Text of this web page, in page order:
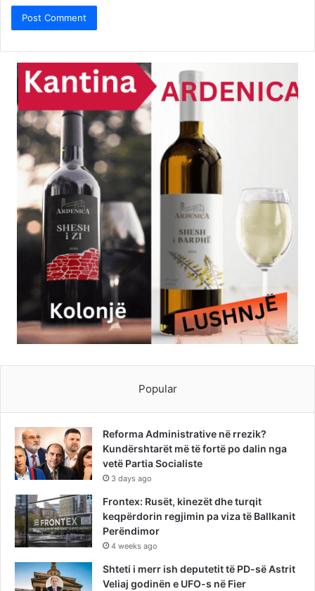
Popular
Reforma Administrative në rrezik?
Kundërshtarët më të fortë po dalin nga
vetë Partia Socialiste
3 days ago
Frontex: Rusët, kinezët dhe turqit
keqpërdorin regjimin pa viza të Ballkanit
Perëndimor
4 weeks ago
Shteti i merr ish deputetit të PD-së Astrit
Veliaj godinën e UFO-s në Fier